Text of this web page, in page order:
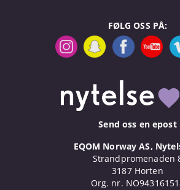
FØLG OSS PÅ:
Send oss en epost
EQOM Norway AS,
Strandpromenaden
3187 Horten
Org. nr.